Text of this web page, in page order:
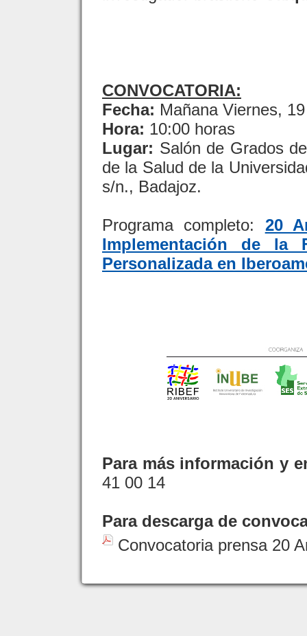
CONVOCATORIA:
Fecha: Mañana Viernes,
Hora: 10:00 horas
Lugar: Salón de Grados
de la Salud de la
s/n., Badajoz.
Programa completo: 20
Implementación de la
Personalizada en
Para más información y
41 00 14
Para descarga de
Convocatoria prensa 20